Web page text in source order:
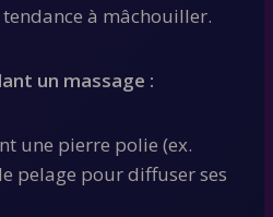
à mâchouiller.
un massage :
une pierre polie (ex.
pelage pour diffuser ses